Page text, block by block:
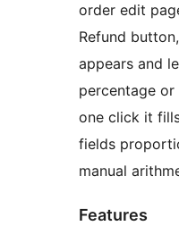
order edit
Refund
appears and
percentage
one click it
fields
manual
Features